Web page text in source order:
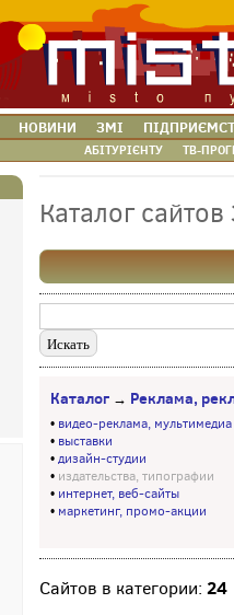
НОВИНИ ЗМІ
АБІТУРІЄНТУ ТВ-
Каталог
Каталог → Реклама,
• видео-реклама, мультимедиа
• выставки
•дизайн-студии
• издательства, типографии
• интернет, веб-сайты
• маркетинг, промо-акции
Сайтов в категории: 24